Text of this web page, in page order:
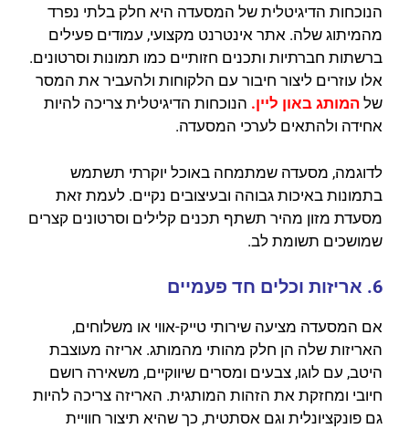
הנוכחות הדיגיטלית של המסעדה היא חלק בלתי נפרד
מהמיתוג שלה. אתר אינטרנט מקצועי, עמודים פעילים
ברשתות חברתיות ותכנים חזותיים כמו תמונות וסרטונים.
אלו עוזרים ליצור חיבור עם הלקוחות ולהעביר את המסר
של המותג באון ליין. הנוכחות הדיגיטלית צריכה להיות
אחידה ולהתאים לערכי המסעדה.
לדוגמה, מסעדה שמתמחה באוכל יוקרתי תשתמש
בתמונות באיכות גבוהה ובעיצובים נקיים. לעמת זאת
מסעדת מזון מהיר תשתף תכנים קלילים וסרטונים קצרים
שמושכים תשומת לב.
6. אריזות וכלים חד פעמיים
אם המסעדה מציעה שירותי טייק-אווי או משלוחים,
האריזות שלה הן חלק מהותי מהמותג. אריזה מעוצבת
היטב, עם לוגו, צבעים ומסרים שיווקיים, משאירה רושם
חיובי ומחזקת את הזהות המותגית. האריזה צריכה להיות
גם פונקציונלית וגם אסתטית, כך שהיא תיצור חוויית